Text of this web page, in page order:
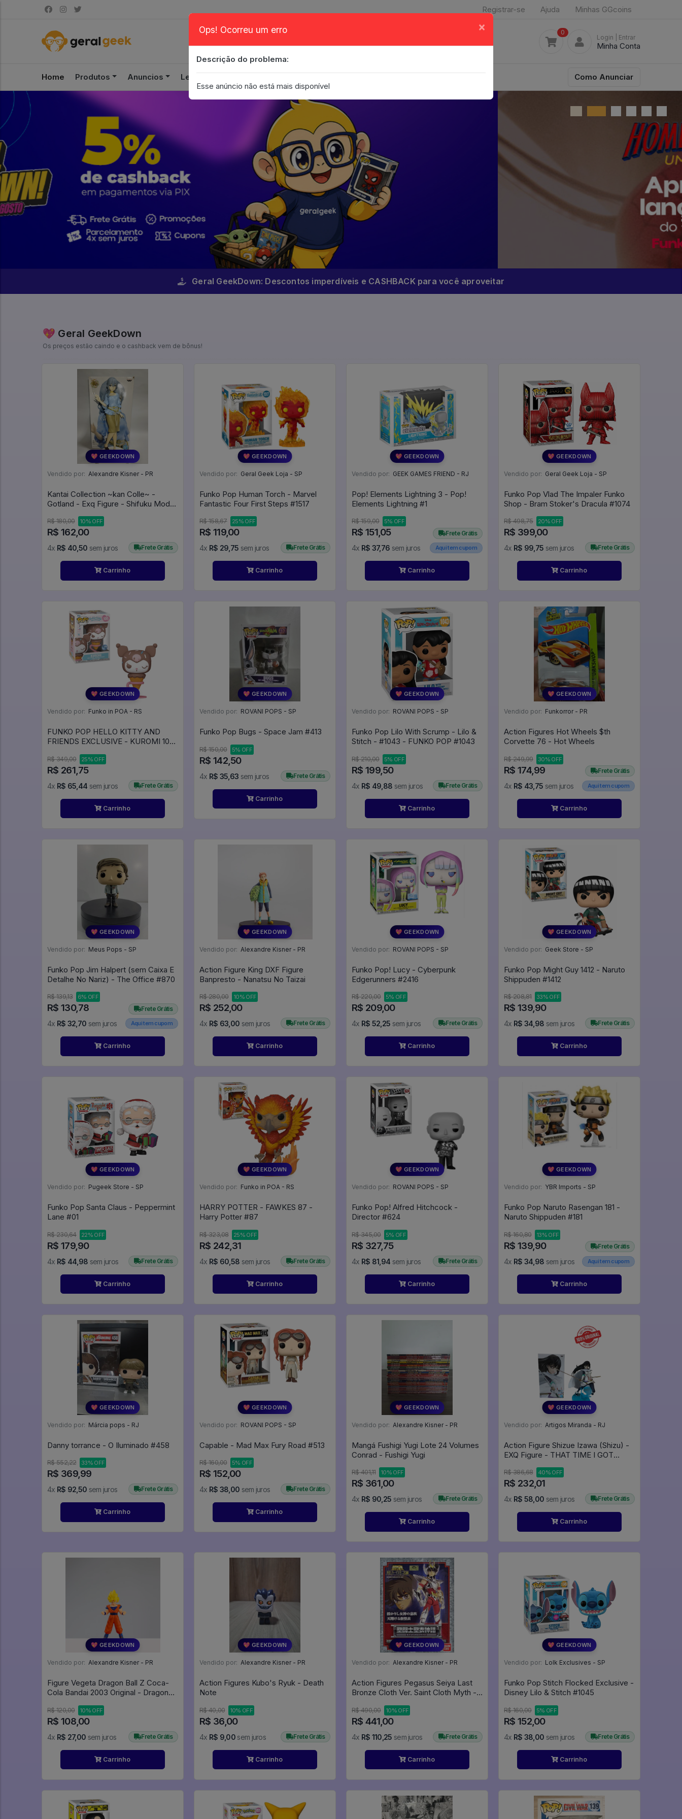
Registrar-se Ajuda Minhas GGcoins
0
Login | Entrar
Minha Conta
Home Produtos Anuncios Leilão Como Anunciar
Geral GeekDown: Descontos imperdíveis e CASHBACK para você aproveitar
💖 Geral GeekDown
Os preços estão caindo e o cashback vem de bônus!
💖 GEEKDOWN
Vendido por: Alexandre Kisner - PR
Kantai Collection ~kan Colle~ -
Gotland - Exq Figure - Shifuku Mode
KanColle
R$ 180,00 10% OFF
R$ 162,00
4x R$ 40,50 sem juros Frete Grátis
Carrinho
💖 GEEKDOWN
Vendido por: Geral Geek Loja - SP
Funko Pop Human Torch - Marvel
Fantastic Four First Steps #1517
R$ 158,67 25% OFF
R$ 119,00
4x R$ 29,75 sem juros Frete Grátis
Carrinho
💖 GEEKDOWN
Vendido por: GEEK GAMES FRIEND - RJ
Pop! Elements Lightning 3 - Pop!
Elements Lightning #1
R$ 159,00 5% OFF
R$ 151,05
4x R$ 37,76 sem juros
Frete Grátis
Aqui tem cupom
Carrinho
💖 GEEKDOWN
Vendido por: Geral Geek Loja - SP
Funko Pop Vlad The Impaler Funko
Shop - Bram Stoker's Dracula #1074
R$ 498,75 20% OFF
R$ 399,00
4x R$ 99,75 sem juros Frete Grátis
Carrinho
💖 GEEKDOWN
Vendido por: Funko in POA - RS
FUNKO POP HELLO KITTY AND
FRIENDS EXCLUSIVE - KUROMI 105
R$ 349,00 25% OFF
R$ 261,75
4x R$ 65,44 sem juros Frete Grátis
Carrinho
💖 GEEKDOWN
Vendido por: ROVANI POPS - SP
Funko Pop Bugs - Space Jam #413
R$ 150,00 5% OFF
R$ 142,50
4x R$ 35,63 sem juros Frete Grátis
Carrinho
💖 GEEKDOWN
Vendido por: ROVANI POPS - SP
Funko Pop Lilo With Scrump - Lilo &
Stitch - #1043 - FUNKO POP #1043
R$ 210,00 5% OFF
R$ 199,50
4x R$ 49,88 sem juros Frete Grátis
Carrinho
💖 GEEKDOWN
Vendido por: Funkorror - PR
Action Figures Hot Wheels $th
Corvette 76 - Hot Wheels
R$ 249,99 30% OFF
R$ 174,99
4x R$ 43,75 sem juros
Frete Grátis
Aqui tem cupom
Carrinho
💖 GEEKDOWN
Vendido por: Meus Pops - SP
Funko Pop Jim Halpert (sem Caixa E
Detalhe No Nariz) - The Office #870
R$ 139,13 6% OFF
R$ 130,78
4x R$ 32,70 sem juros
Frete Grátis
Aqui tem cupom
Carrinho
💖 GEEKDOWN
Vendido por: Alexandre Kisner - PR
Action Figure King DXF Figure
Banpresto - Nanatsu No Taizai
R$ 280,00 10% OFF
R$ 252,00
4x R$ 63,00 sem juros Frete Grátis
Carrinho
💖 GEEKDOWN
Vendido por: ROVANI POPS - SP
Funko Pop! Lucy - Cyberpunk
Edgerunners #2416
R$ 220,00 5% OFF
R$ 209,00
4x R$ 52,25 sem juros Frete Grátis
Carrinho
💖 GEEKDOWN
Vendido por: Geek Store - SP
Funko Pop Might Guy 1412 - Naruto
Shippuden #1412
R$ 208,81 33% OFF
R$ 139,90
4x R$ 34,98 sem juros Frete Grátis
Carrinho
💖 GEEKDOWN
Vendido por: Pugeek Store - SP
Funko Pop Santa Claus - Peppermint
Lane #01
R$ 230,64 22% OFF
R$ 179,90
4x R$ 44,98 sem juros Frete Grátis
Carrinho
💖 GEEKDOWN
Vendido por: Funko in POA - RS
HARRY POTTER - FAWKES 87 -
Harry Potter #87
R$ 323,08 25% OFF
R$ 242,31
4x R$ 60,58 sem juros Frete Grátis
Carrinho
💖 GEEKDOWN
Vendido por: ROVANI POPS - SP
Funko Pop! Alfred Hitchcock -
Director #624
R$ 345,00 5% OFF
R$ 327,75
4x R$ 81,94 sem juros Frete Grátis
Carrinho
💖 GEEKDOWN
Vendido por: YBR Imports - SP
Funko Pop Naruto Rasengan 181 -
Naruto Shippuden #181
R$ 160,80 13% OFF
R$ 139,90
4x R$ 34,98 sem juros
Frete Grátis
Aqui tem cupom
Carrinho
💖 GEEKDOWN
Vendido por: Márcia pops - RJ
Danny torrance - O Iluminado #458
R$ 552,22 33% OFF
R$ 369,99
4x R$ 92,50 sem juros Frete Grátis
Carrinho
💖 GEEKDOWN
Vendido por: ROVANI POPS - SP
Capable - Mad Max Fury Road #513
R$ 160,00 5% OFF
R$ 152,00
4x R$ 38,00 sem juros Frete Grátis
Carrinho
💖 GEEKDOWN
Vendido por: Alexandre Kisner - PR
Mangá Fushigi Yugi Lote 24 Volumes
Conrad - Fushigi Yugi
R$ 401,11 10% OFF
R$ 361,00
4x R$ 90,25 sem juros Frete Grátis
Carrinho
💖 GEEKDOWN
Vendido por: Artigos Miranda - RJ
Action Figure Shizue Izawa (Shizu) -
EXQ Figure - THAT TIME I GOT
R$ 386,68 40% OFF
R$ 232,01
4x R$ 58,00 sem juros Frete Grátis
Carrinho
💖 GEEKDOWN
Vendido por: Alexandre Kisner - PR
Figure Vegeta Dragon Ball Z Coca-
Cola Bandai 2003 Original - Dragon
R$ 120,00 10% OFF
R$ 108,00
4x R$ 27,00 sem juros Frete Grátis
Carrinho
💖 GEEKDOWN
Vendido por: Alexandre Kisner - PR
Action Figures Kubo's Ryuk - Death
Note
R$ 40,00 10% OFF
R$ 36,00
4x R$ 9,00 sem juros Frete Grátis
Carrinho
💖 GEEKDOWN
Vendido por: Alexandre Kisner - PR
Action Figures Pegasus Seiya Last
Bronze Cloth Ver. Saint Cloth Myth -
Chapter
R$ 490,00 10% OFF
R$ 441,00
4x R$ 110,25 sem juros Frete Grátis
Carrinho
💖 GEEKDOWN
Vendido por: Lolk Exclusives - SP
Funko Pop Stitch Flocked Exclusive -
Disney Lilo & Stitch #1045
R$ 160,00 5% OFF
R$ 152,00
4x R$ 38,00 sem juros Frete Grátis
Carrinho
Ops! Ocorreu um erro ×
Descrição do problema:
Esse anúncio não está mais disponível